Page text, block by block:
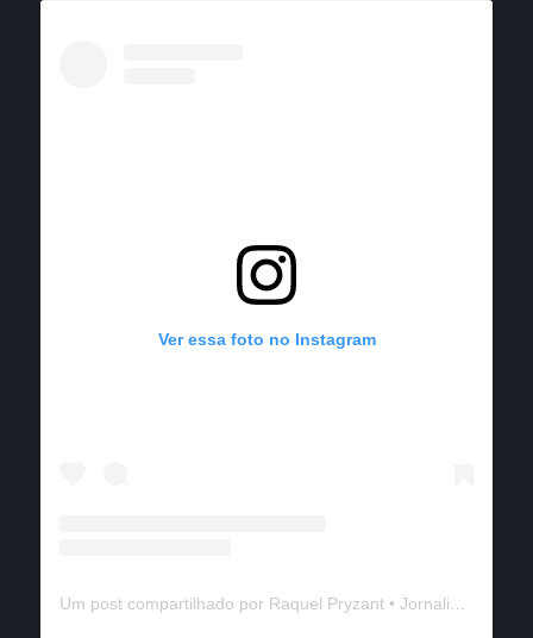
Ver essa foto no Instagram
Um post compartilhado por Raquel Pryzant • Jornalismo de Viagem (@solanomundo)